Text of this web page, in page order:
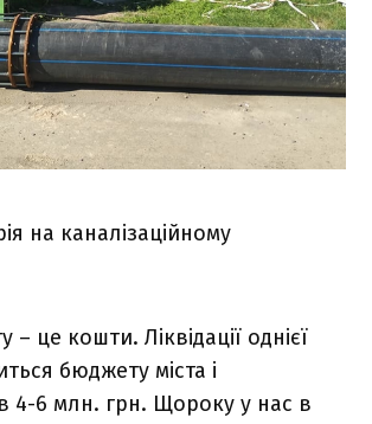
на каналізаційному
– це кошти. Ліквідації однієї
бюджету міста і
4-6 млн. грн. Щороку у нас в